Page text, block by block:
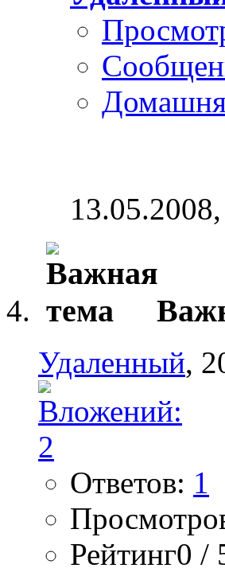
13.05.2008,
Удаленный,
Ответов: 1
Рейтинг0 /